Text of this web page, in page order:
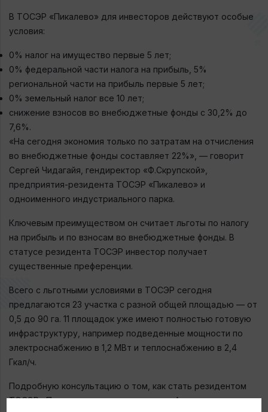
В ТОСЭР «Пикалево» для инвесторов действуют особые
условия:
0% налог на имущество первые 5 лет;
0% федеральной части налога на прибыль, 5%
региональной части на прибыль первые 5 лет;
0% земельный налог все 10 лет;
снижение взносов во внебюджетные фонды с 30,2% до
7,6%.
«На сегодня экономия только по затратам на отчисления
во внебюджетные фонды составляет 22%», — говорит
Сергей Чидагайя, гендиректор «Ф.Скрупской»,
предприятия-резидента ТОСЭР «Пикалево» и
одноименного индустриального парка.
Ключевым преимуществом он считает льготы по налогу
на прибыль и по взносам во внебюджетные фонды. В
статусе резидента ТОСЭР инвестор получает
существенные преференции.
Всего с льготными условиями в ТОСЭР сегодня
предлагаются 23 участка с разной общей площадью — от
0,5 до 90 га. 11 площадок уже имеют полностью готовую
инфраструктуру, например подведенные мощности по
электроснабжению в 1,2 МВт и теплоснабжению в 2,4
Гкал/ч.
Подробную консультацию о том, как стать резидентом
ТОСЭР «Пикалево», можно получить в Агентстве